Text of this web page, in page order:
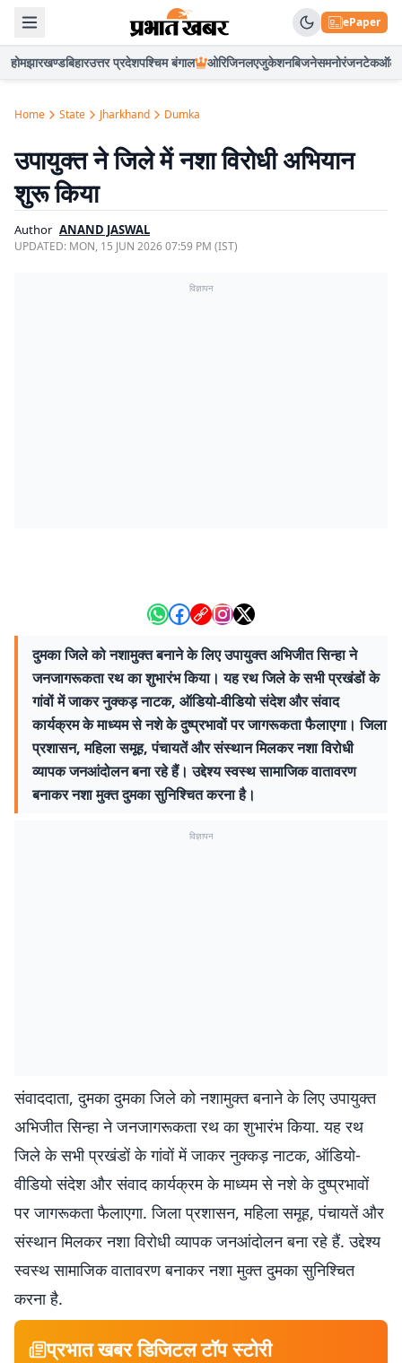
ePaper
होमझारखण्डबिहारउत्तर प्रदेशपश्चिम बंगाल ओरिजिनलएजुकेशनबिजनेसमनोरंजनटेकऑटो
Home State Jharkhand Dumka
उपायुक्त ने जिले में नशा विरोधी अभियान
शुरू किया
Author ANAND JASWAL
UPDATED: MON, 15 JUN 2026 07:59 PM (IST)
विज्ञापन
दुमका जिले को नशामुक्त बनाने के लिए उपायुक्त अभिजीत सिन्हा ने
जनजागरूकता रथ का शुभारंभ किया। यह रथ जिले के सभी प्रखंडों के
गांवों में जाकर नुक्कड़ नाटक, ऑडियो-वीडियो संदेश और संवाद
कार्यक्रम के माध्यम से नशे के दुष्प्रभावों पर जागरूकता फैलाएगा। जिला
प्रशासन, महिला समूह, पंचायतें और संस्थान मिलकर नशा विरोधी
व्यापक जनआंदोलन बना रहे हैं। उद्देश्य स्वस्थ सामाजिक वातावरण
बनाकर नशा मुक्त दुमका सुनिश्चित करना है।
विज्ञापन
संवाददाता, दुमका दुमका जिले को नशामुक्त बनाने के लिए उपायुक्त
अभिजीत सिन्हा ने जनजागरूकता रथ का शुभारंभ किया. यह रथ
जिले के सभी प्रखंडों के गांवों में जाकर नुक्कड़ नाटक, ऑडियो-
वीडियो संदेश और संवाद कार्यक्रम के माध्यम से नशे के दुष्प्रभावों
पर जागरूकता फैलाएगा. जिला प्रशासन, महिला समूह, पंचायतें और
संस्थान मिलकर नशा विरोधी व्यापक जनआंदोलन बना रहे हैं. उद्देश्य
स्वस्थ सामाजिक वातावरण बनाकर नशा मुक्त दुमका सुनिश्चित
करना है.
प्रभात खबर डिजिटल टॉप स्टोरी